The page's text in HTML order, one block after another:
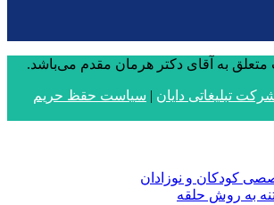
به آقای دکتر هرمان مقدم می‌باشد.
تبلیغاتی دایان | سیاست حقظ حریم
کودکان و نوزادان
به روش حلقه